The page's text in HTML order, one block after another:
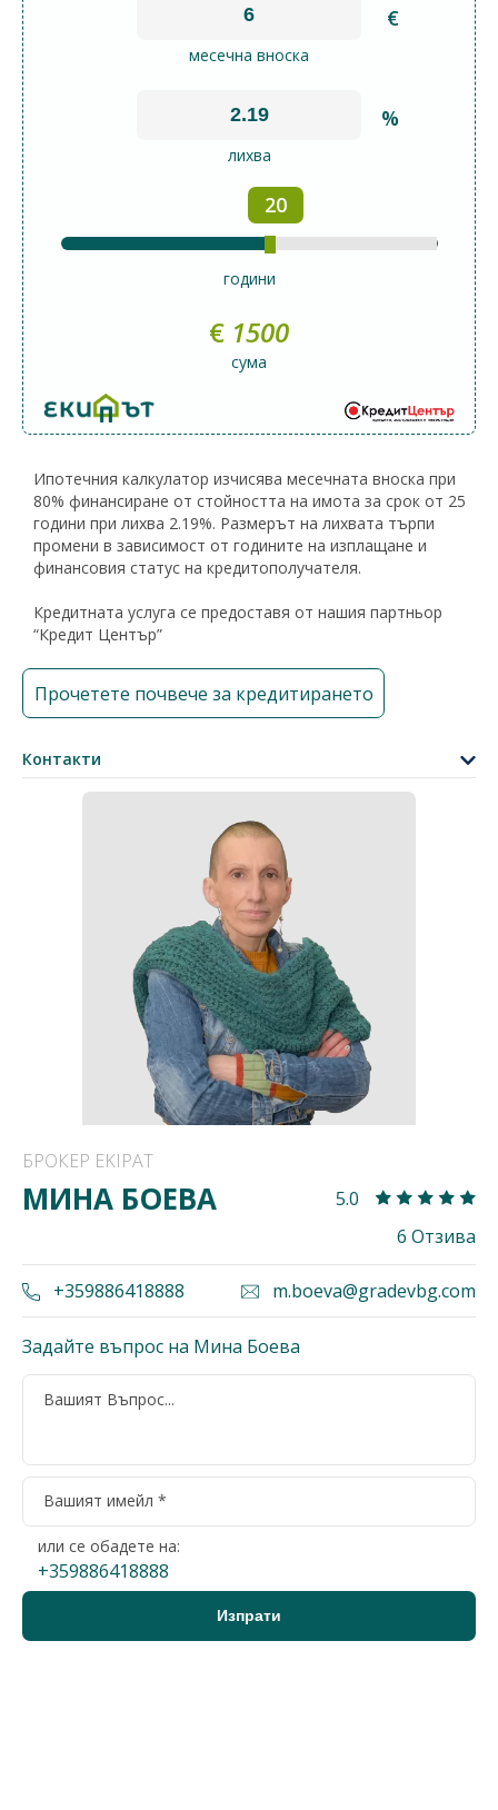
€
месечна вноска
%
лихва
20
години
€ 1500
сума
Ипотечния калкулатор изчисява месечната вноска при
80% финансиране от стойността на имота за срок от 25
години при лихва 2.19%. Размерът на лихвата търпи
промени в зависимост от годините на изплащане и
финансовия статус на кредитополучателя.
Кредитната услуга се предоставя от нашия партньор
“Кредит Център”
Прочетете почвече за кредитирането
Контакти
БРОКЕР EKIPAT
МИНА БОЕВА
5.0
6 Отзива
+359886418888 m.boeva@gradevbg.com
Задайте въпрос на Мина Боева
или се обадете на:
+359886418888